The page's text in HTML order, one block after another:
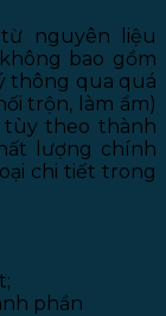
nguyên liệu
bao gồm
thông qua quá
trộn, làm ẩm)
tùy theo thành
lượng chính
chi tiết trong
phần